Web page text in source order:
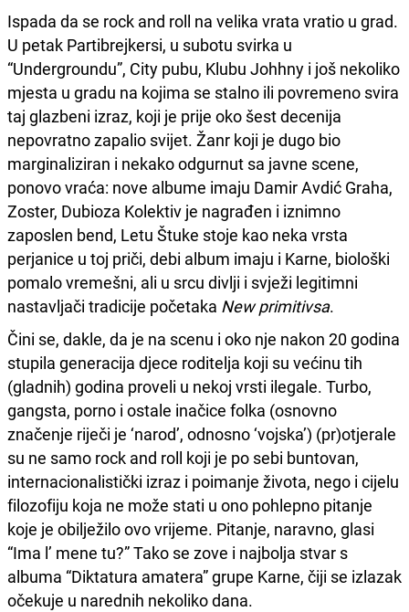
Ispada da se rock and roll na velika vrata vratio u grad.
U petak Partibrejkersi, u subotu svirka u
“Undergroundu”, City pubu, Klubu Johhny i još nekoliko
mjesta u gradu na kojima se stalno ili povremeno svira
taj glazbeni izraz, koji je prije oko šest decenija
nepovratno zapalio svijet. Žanr koji je dugo bio
marginaliziran i nekako odgurnut sa javne scene,
ponovo vraća: nove albume imaju Damir Avdić Graha,
Zoster, Dubioza Kolektiv je nagrađen i iznimno
zaposlen bend, Letu Štuke stoje kao neka vrsta
perjanice u toj priči, debi album imaju i Karne, biološki
pomalo vremešni, ali u srcu divlji i svježi legitimni
nastavljači tradicije početaka New primitivsa.
Čini se, dakle, da je na scenu i oko nje nakon 20 godina
stupila generacija djece roditelja koji su većinu tih
(gladnih) godina proveli u nekoj vrsti ilegale. Turbo,
gangsta, porno i ostale inačice folka (osnovno
značenje riječi je ‘narod’, odnosno ‘vojska’) (pr)otjerale
su ne samo rock and roll koji je po sebi buntovan,
internacionalistički izraz i poimanje života, nego i cijelu
filozofiju koja ne može stati u ono pohlepno pitanje
koje je obilježilo ovo vrijeme. Pitanje, naravno, glasi
“Ima l’ mene tu?” Tako se zove i najbolja stvar s
albuma “Diktatura amatera” grupe Karne, čiji se izlazak
očekuje u narednih nekoliko dana.